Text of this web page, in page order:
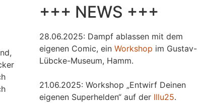
+++ NEWS +++
28.06.2025: Dampf ablassen mit dem
eigenen Comic, ein Workshop im Gustav-
Lübcke-Museum, Hamm.
21.06.2025: Workshop „Entwirf Deinen
eigenen Superhelden“ auf der Illu25.